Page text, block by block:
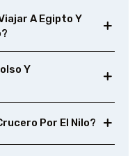
A Egipto Y
Y
Por El Nilo?